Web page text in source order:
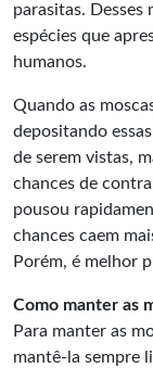
parasitas.
espécies que
humanos.
Quando as
depositando
de serem vistas,
chances de
pousou
chances caem
Porém, é melhor
Como manter as
Para manter as
mantê-la sempre